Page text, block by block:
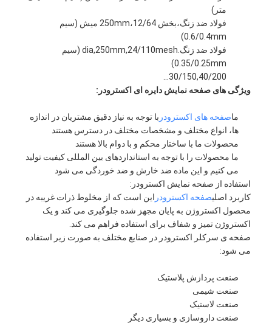
متر)
فولاد ضد زنگ،بخش 250mm،12/64 میش (سیم
0.6/0.4mm)
فولاد ضد زنگ.dia,250mm,24/110mesh (سیم
0.35/0.25mm)
30/150,40/200...
ویژگی های صفحه نمایش دایره ای اکسترودر:
ماصفحه های اکسترودر با توجه به نیاز دقیق مشتریان در اندازه
ها، انواع مختلف و مشخصات مختلف در دسترس هستند
محصولات ما با ساختار محکم و با دوام بالا هستند
ما محصولات را با توجه به استانداردهای بین المللی کیفیت تولید
می کنیم و این ماده ضد خارش و ضد خوردگی می شود
استفاده از صفحه نمایش اکسترودر:
کاربرد اصلیصفحه اکسترودر این است که از مخلوط ذرات غریبه در
محصول اکستروژن به پایان مجهز شده جلوگیری می کند و یک
اکستروژن تمیز و شفاف برای استفاده فراهم می کند.
صفحه ی سرکلر اکسترودر در صنایع مختلف به صورت زیر استفاده
می شود:
صنعت پردازش پلاستیک
صنعت شیمی
صنعت لاستیک
صنعت داروسازی و بسیاری دیگر